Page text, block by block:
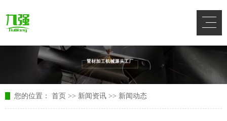
您的位置： 首页 >> 新闻资讯 >> 新闻动态